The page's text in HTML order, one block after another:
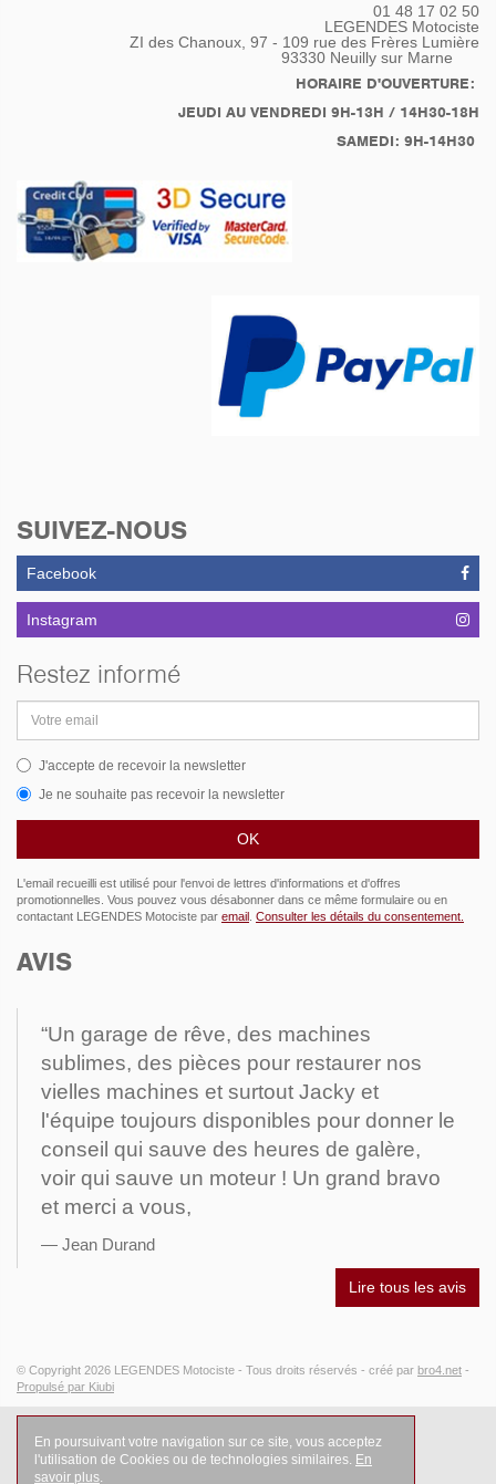
01 48 17 02 50
LEGENDES Motociste
ZI des Chanoux, 97 - 109 rue des Frères Lumière
93330 Neuilly sur Marne
HORAIRE D'OUVERTURE:
JEUDI AU VENDREDI 9H-13H / 14H30-18H
SAMEDI: 9H-14H30
SUIVEZ-NOUS
Facebook
Instagram
Restez informé
email
J'accepte de recevoir la newsletter
Je ne souhaite pas recevoir la newsletter
L'email recueilli est utilisé pour l'envoi de lettres d'informations et d'offres
promotionnelles. Vous pouvez vous désabonner dans ce même formulaire ou en
contactant LEGENDES Motociste par email Consulter les détails du consentement.
AVIS
“Un garage de rêve, des machines
sublimes, des pièces pour restaurer nos
vielles machines et surtout Jacky et
l'équipe toujours disponibles pour donner le
conseil qui sauve des heures de galère,
voir qui sauve un moteur ! Un grand bravo
et merci a vous,
Jean Durand
Lire tous les avis
© Copyright 2026 LEGENDES Motociste - Tous droits réservés - créé par bro4.net -
Propulsé par Kiubi
En poursuivant votre navigation sur ce site, vous acceptez
l'utilisation de Cookies ou de technologies similaires. En
savoir plus